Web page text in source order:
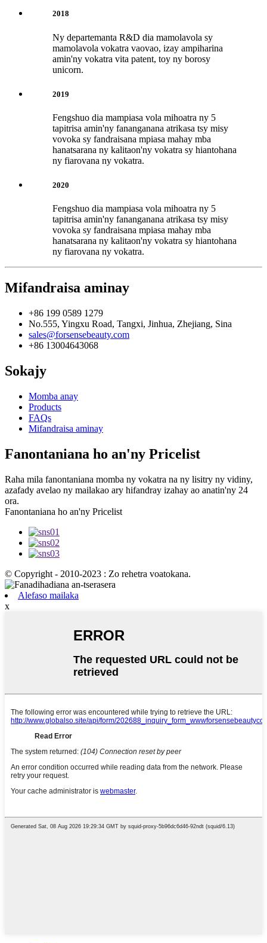
2018
Ny departemanta R&D dia mamolavola sy
mamolavola vokatra vaovao, izay ampiharina
amin'ny vokatra vita patent, toy ny borosy
unicorn.
2019
Fengshuo dia mampiasa vola mihoatra ny 5
tapitrisa amin'ny fananganana atrikasa tsy misy
vovoka sy fandraisana mpiasa mahay mba
hanatsarana ny kalitaon'ny vokatra sy hiantohana
ny fiarovana ny vokatra.
2020
Fengshuo dia mampiasa vola mihoatra ny 5
tapitrisa amin'ny fananganana atrikasa tsy misy
vovoka sy fandraisana mpiasa mahay mba
hanatsarana ny kalitaon'ny vokatra sy hiantohana
ny fiarovana ny vokatra.
Mifandraisa aminay
+86 199 0589 1279
No.555, Yingxu Road, Tangxi, Jinhua, Zhejiang, Sina
sales@forsensebeauty.com
+86 13004643068
Sokajy
Momba anay
Products
FAQs
Mifandraisa aminay
Fanontaniana ho an'ny Pricelist
Raha mila fanontaniana momba ny vokatra na ny lisitry ny vidiny,
azafady avelao ny mailakao ary hifandray izahay ao anatin'ny 24
ora.
Fanontaniana ho an'ny Pricelist
© Copyright - 2010-2023 : Zo rehetra voatokana.
Alefaso mailaka
x